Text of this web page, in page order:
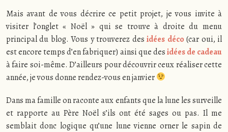
Mais avant de vous décrire ce petit projet, je vous invite à
visiter l’onglet « Noël » qui se trouve à droite du menu
principal du blog. Vous y trouverez desidées déco (car oui, il
est encore temps d’en fabriquer) ainsi que desidées de cadeau
à faire soi-même. D’ailleurs pour découvrir ceux réaliser cette
année, je vous donne rendez-vous en janvier
Dans ma famille on raconte aux enfants que la lune les surveille
et rapporte au Père Noël s’ils ont été sages ou pas. Il me
semblait donc logique qu’une lune vienne orner le sapin de